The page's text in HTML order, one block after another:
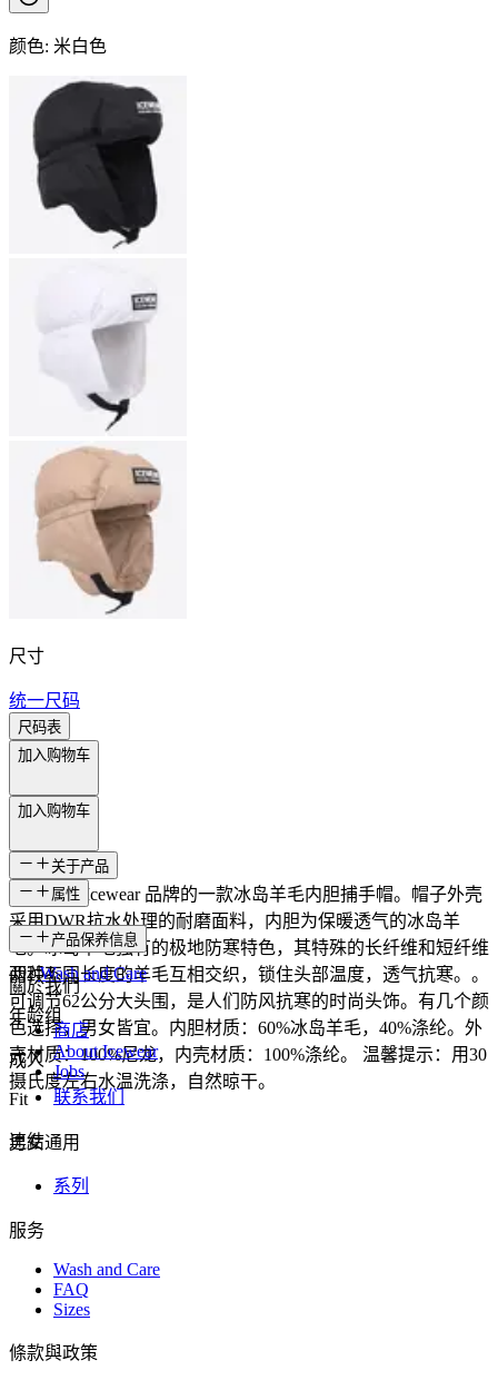
颜色: 米白色
尺寸
统一尺码
尺码表
加入购物车
加入购物车
关于产品
这是冰岛 Icewear 品牌的一款冰岛羊毛内胆捕手帽。帽子外壳
采用DWR抗水处理的耐磨面料，内胆为保暖透气的冰岛羊
毛。冰岛羊毛独有的极地防寒特色，其特殊的长纤维和短纤维
两种不同长度的羊毛互相交织，锁住头部温度，透气抗寒。。
可调节62公分大头围，是人们防风抗寒的时尚头饰。有几个颜
色选择，男女皆宜。内胆材质：60%冰岛羊毛，40%涤纶。外
壳材质：100%尼龙，内壳材质：100%涤纶。 温馨提示：用30
摄氏度左右水温洗涤，自然晾干。
属性
SKU
49254
年龄组
成人
Fit
男女通用
产品保养信息
Wash and Care
關於我們
商店
About Icewear
Jobs
联系我们
連結
系列
服务
Wash and Care
FAQ
Sizes
條款與政策